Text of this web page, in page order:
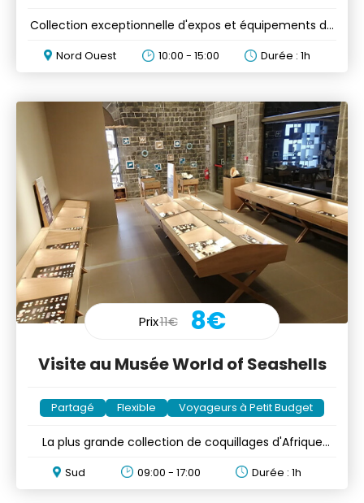
Collection exceptionnelle d'expos et équipements du
Nord Ouest 10:00 - 15:00 Durée : 1h
Prix11€ 8€
Visite au Musée World of Seashells
Partagé Flexible Voyageurs à Petit Budget
La plus grande collection de coquillages d'Afrique
Sud 09:00 - 17:00 Durée : 1h